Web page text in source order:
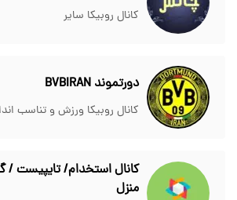
کانال روبیکا سایر
دورتموند BVBIRAN
کانال روبیکا ورزش و تناسب
کانال استخدام/ تایپیست /
منزل